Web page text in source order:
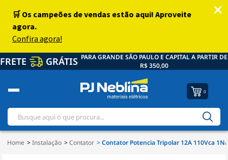
FRETE GRÁTIS PARA GRANDE SÃO PAULO E CAPITAL A PARTIR DE
R$ 350,00
0
Home Instalação Contator Contator Potencia Tripolar 12A 110Vca